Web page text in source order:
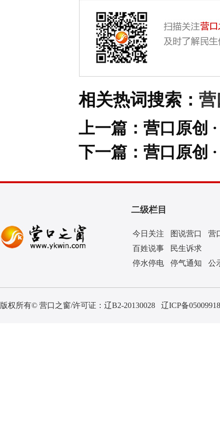
相关热词搜索： 营
上一篇： 营口原创
下一篇： 营口原创
二级栏目
今日关注 图说营口
营
百姓说事
民生诉求
停水停电
停气通知 公
版权所有© 营口之窗/许可证： 辽B2-20130028 辽ICP备